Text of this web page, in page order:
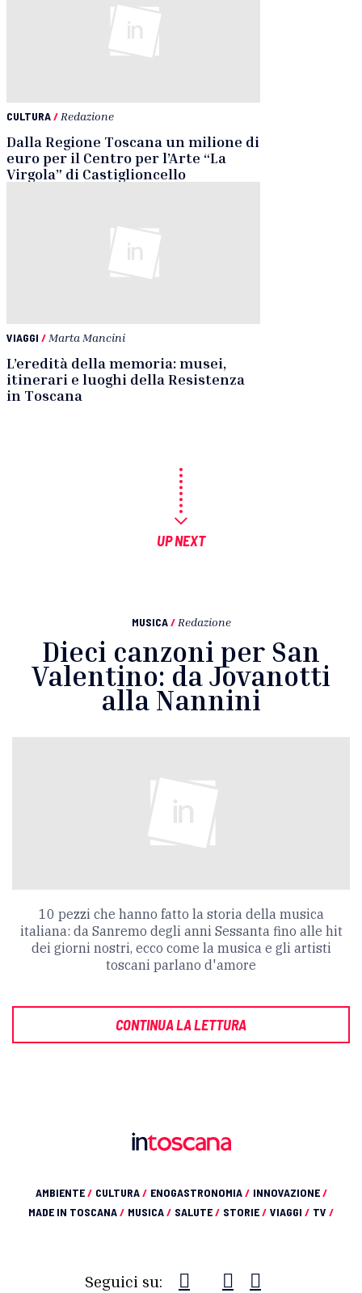
CULTURA/ Redazione
Dalla Regione Toscana un milione di
euro per il Centro per l’Arte “La
Virgola” di Castiglioncello
VIAGGI / Marta Mancini
L’eredità della memoria: musei,
itinerari e luoghi della Resistenza
in Toscana
UP NEXT
MUSICA / Redazione
Dieci canzoni per San
Valentino: da Jovanotti
alla Nannini
10 pezzi che hanno fatto la storia della musica
italiana: da Sanremo degli anni Sessanta fino alle hit
dei giorni nostri, ecco come la musica e gli artisti
toscani parlano d'amore
CONTINUA LA LETTURA
AMBIENTE/ CULTURA/ ENOGASTRONOMIA/ INNOVAZIONE/
MADE IN TOSCANA/ MUSICA/ SALUTE/ STORIE/ VIAGGI / TV /
Seguici su: